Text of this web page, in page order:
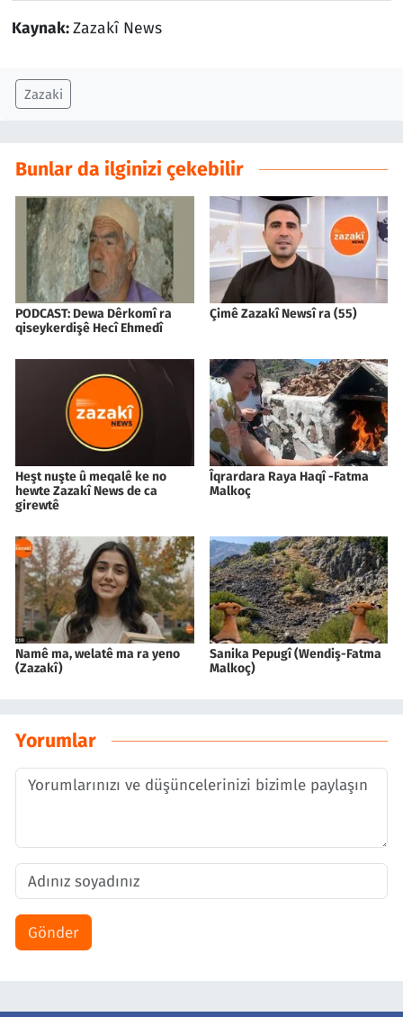
Kaynak:Zazakî News
Zazaki
Bunlar da ilginizi çekebilir
PODCAST: Dewa Dêrkomî ra
qiseykerdişê Hecî Ehmedî
Çimê Zazakî Newsî ra (55)
Heşt nuşte û meqalê ke no
hewte Zazakî News de ca
girewtê
Îqrardara Raya Haqî -Fatma
Malkoç
Namê ma, welatê ma ra yeno
(Zazakî)
Sanika Pepugî (Wendiş-Fatma
Malkoç)
Yorumlar
Gönder